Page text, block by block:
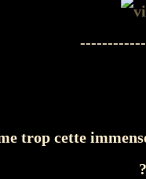
trop cette